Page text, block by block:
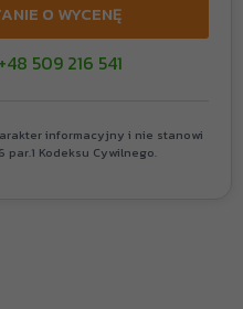
O WYCENĘ
+48 509 216 541
informacyjny i nie stanowi
Kodeksu Cywilnego.